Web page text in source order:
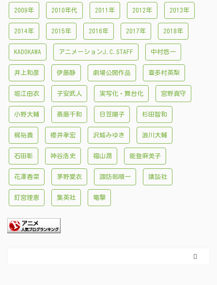
2009年 2010年代 2011年 2012年 2013年
2014年 2015年 2016年 2017年 2018年
KADOKAWA アニメーションJ.C.STAFF 中村悠一
井上和彦 伊藤静 劇場公開作品 喜多村英梨
堀江由衣 子安武人 実写化・舞台化 宮野真守
小野大輔 斎藤千和 日笠陽子 杉田智和
梶裕貴 櫻井孝宏 沢城みゆき 浪川大輔
石田彰 神谷浩史 福山潤 能登麻美子
花澤香菜 茅野愛衣 諏訪部順一 講談社
釘宮理恵 集英社 電撃